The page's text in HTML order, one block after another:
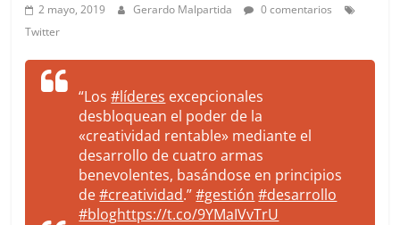
2 mayo, 2019 Gerardo Malpartida
0 comentarios
Twitter
“Los#líderes excepcionales
desbloquean el poder de la
«creatividad rentable» mediante el
desarrollo de cuatro armas
benevolentes, basándose en principios
de#creatividad.”#gestión #desarrollo
#bloghttps://t.co/9YMaIVvTrU